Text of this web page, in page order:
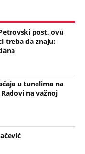
post, ovu
treba da znaju:
u tunelima na
na važnoj